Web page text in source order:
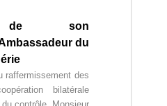
de son
du
raffermissement des
bilatérale